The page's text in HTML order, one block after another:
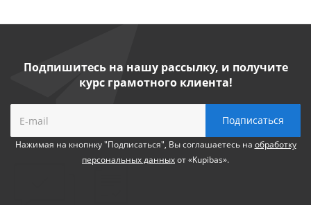
Подпишитесь на нашу рассылку, и получите
курс грамотного клиента!
Нажимая на кнопнку "Подписаться", Вы соглашаетесь на обработку
персональных данныхот «Kupibas».